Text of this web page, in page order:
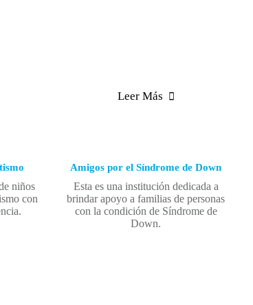
Leer Más
niños
con
Amigos por el Síndrome de Down
Esta es una institución dedicada a
brindar apoyo a familias de personas
con la condición de Síndrome de
Down.